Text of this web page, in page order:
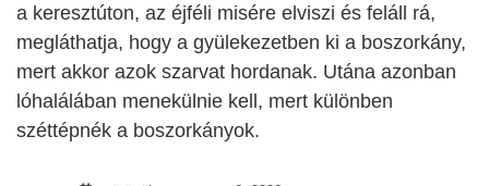
a keresztúton, az éjféli misére elviszi és feláll rá,
megláthatja, hogy a gyülekezetben ki a boszorkány,
mert akkor azok szarvat hordanak. Utána azonban
lóhalálában menekülnie kell, mert különben
széttépnék a boszorkányok.